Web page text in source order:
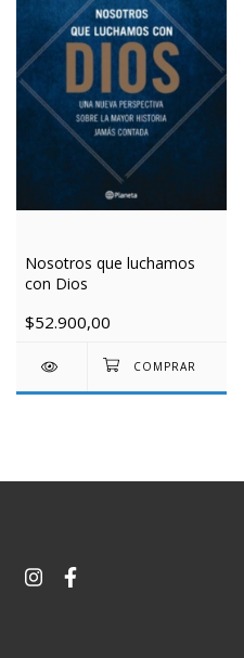
Nosotros que luchamos
con Dios
$52.900,00